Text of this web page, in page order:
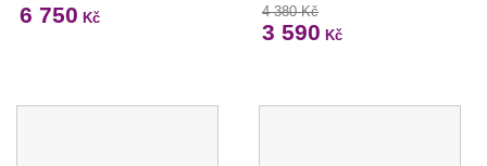
6 750 Kč 4 380 Kč
3 590 Kč